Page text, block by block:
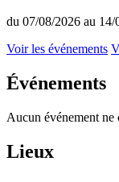
du 07/08/2026 au 14/
Voir les événements
Événements
Aucun événement ne
Lieux